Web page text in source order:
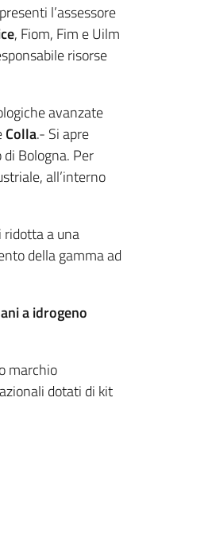
l’assessore
, Fiom, Fim e Uilm
risorse
avanzate
Colla.- Si apre
Bologna. Per
all’interno
ridotta a una
della gamma ad
a idrogeno
marchio
dotati di kit